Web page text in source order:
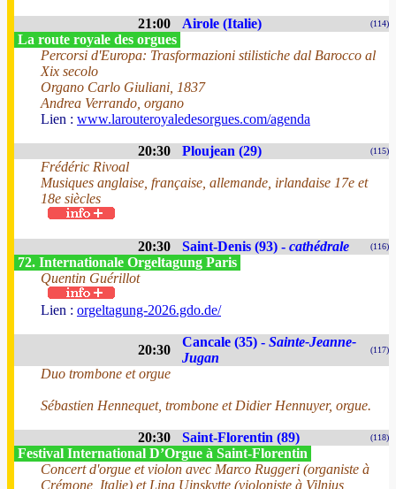
21:00 Airole (Italie) (114)
La route royale des orgues
Percorsi d'Europa: Trasformazioni stilistiche dal Barocco al
Xix secolo
Organo Carlo Giuliani, 1837
Andrea Verrando, organo
Lien : www.larouteroyaledesorgues.com/agenda
20:30 Ploujean (29) (115)
Frédéric Rivoal
Musiques anglaise, française, allemande, irlandaise 17e et
18e siècles
20:30 Saint-Denis (93) - cathédrale (116)
72. Internationale Orgeltagung Paris
Quentin Guérillot
Lien : orgeltagung-2026.gdo.de/
20:30
Cancale (35) - Sainte-Jeanne-
Jugan
(117)
Duo trombone et orgue
Sébastien Hennequet, trombone et Didier Hennuyer, orgue.
20:30 Saint-Florentin (89) (118)
Festival International D’Orgue à Saint-Florentin
Concert d'orgue et violon avec Marco Ruggeri (organiste à
Crémone, Italie) et Lina Uinskytte (violoniste à Vilnius,